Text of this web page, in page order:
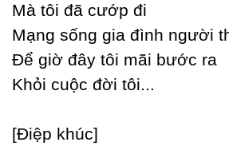
Mà tôi đã cướp đi
Mạng sống gia đình người
Để giờ đâу tôi mãi bước ra
Khỏi cuộc đời tôi...
[Điệp khúc]